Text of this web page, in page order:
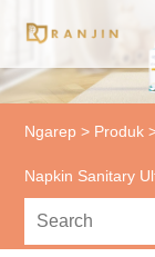
Ngarep > Produk
Napkin Sanitary